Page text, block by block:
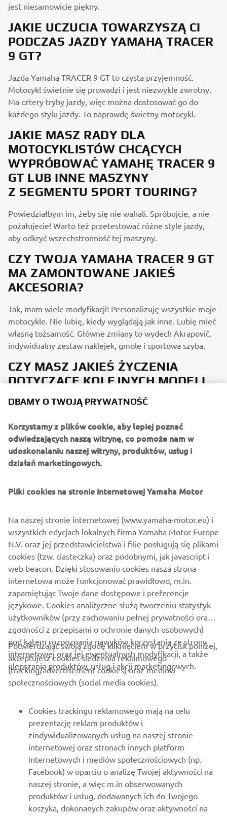
jest niesamowicie piękny.
JAKIE UCZUCIA TOWARZYSZĄ CI
PODCZAS JAZDY YAMAHĄ TRACER
9 GT?
Jazda Yamahą TRACER 9 GT to czysta przyjemność.
Motocykl świetnie się prowadzi i jest niezwykle zwrotny.
Ma cztery tryby jazdy, więc można dostosować go do
każdego stylu jazdy. To naprawdę świetny motocykl.
JAKIE MASZ RADY DLA
MOTOCYKLISTÓW CHCĄCYCH
WYPRÓBOWAĆ YAMAHĘ TRACER 9
GT LUB INNE MASZYNY
Z SEGMENTU SPORT TOURING?
Powiedziałbym im, żeby się nie wahali. Spróbujcie, a nie
pożałujecie! Warto też przetestować różne style jazdy,
aby odkryć wszechstronność tej maszyny.
CZY TWOJA YAMAHA TRACER 9 GT
MA ZAMONTOWANE JAKIEŚ
AKCESORIA?
Tak, mam wiele modyfikacji! Personalizuję wszystkie moje
motocykle. Nie lubię, kiedy wyglądają jak inne. Lubię mieć
własną tożsamość. Główne zmiany to wydech Akrapovič,
indywidualny zestaw naklejek, gmole i sportowa szyba.
CZY MASZ JAKIEŚ ŻYCZENIA
DOTYCZĄCE KOLEJNYCH MODELI
TRACER 9 GT W SEGMENCIE
SPORT TOURING?
Chciałbym, aby w przyszłych modelach TRACER 9 GT był
ekran TFT zintegrowany z Apple CarPlay i być może nawet
głośniki do słuchania muzyki podczas jazdy.
CAŁEJ HISTORII MARKI MARZYSZ I
Moim wymarzonym motocyklem byłaby Yamaha R1. Ten
motocykl to absolutna legenda o niezrównanym
sportowym wyglądzie.
ODKRYJ TRACER 9 GT
O FIRMIE
WIĘCEJ YAMAHA
WSPARCIE
NEWSLETTER
DBAMY O TWOJĄ PRYWATNOŚĆ
Korzystamy z plików cookie, aby lepiej poznać
odwiedzających naszą witrynę, co pomoże nam w
udoskonalaniu naszej witryny, produktów, usług i
działań marketingowych.
Pliki cookies na stronie internetowej Yamaha Motor
Na naszej stronie internetowej (www.yamaha-motor.eu) i
wszystkich edycjach lokalnych firma Yamaha Motor Europe
N.V. oraz jej przedstawicielstwa i filie posługują się plikami
cookies (tzw. ciasteczka) oraz podobnymi, jak javascript i
web beacon. Dzięki stosowaniu cookies nasza strona
internetowa może funkcjonować prawidłowo, m.in.
zapamiętując Twoje dane dostępowe i preferencje
językowe. Cookies analityczne służą tworzeniu statystyk
użytkowników (przy zachowaniu pełnej prywatności oraz
zgodności z przepisami o ochronie danych osobowych)
pod kątem rozpoznania nawyków korzystania ze strony
internetowej oraz jej ewentualnych modyfikacji, a także
ulepszania produktów, usług i akcji marketingowych.
Potwierdzając swoją zgodę kliknięciem w przycisk poniżej,
akceptujesz cookies śledzenia reklamowego
(tracking/advertisement cookies) oraz mediów
społecznościowych (social media cookies).
Cookies trackingu reklamowego mają na celu
prezentację reklam produktów i
zindywidualizowanych usług na naszej stronie
internetowej oraz stronach innych platform
internetowych i mediów społecznościowych (np.
Facebook) w oparciu o analizę Twojej aktywności na
naszej stronie, a więc m.in obserwowanych
produktów i usług, dodawanych ich do Twojego
koszyka, dokonanych zakupów oraz aktywności na